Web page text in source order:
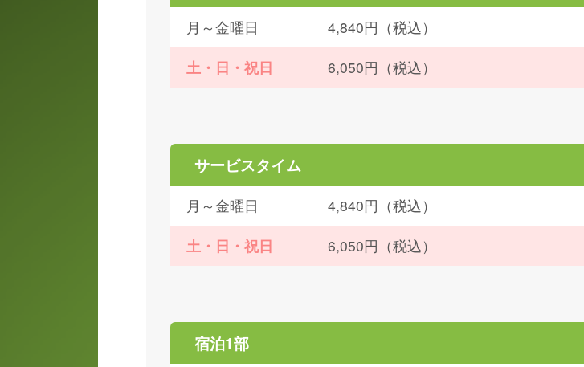
月～金曜日
4,840円（税込）
土・日・祝日
6,050円（税込）
サービスタイム
月～金曜日
4,840円（税込）
土・日・祝日
6,050円（税込）
宿泊1部